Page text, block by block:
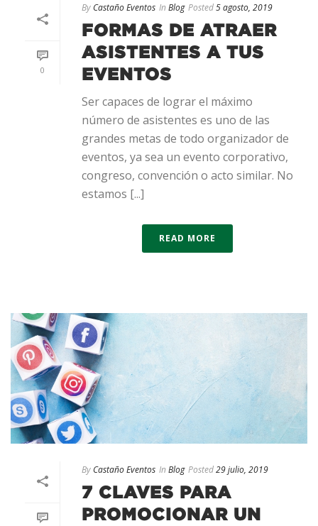
0
By Castaño Eventos In Blog Posted5 agosto, 2019
FORMAS DE ATRAER
ASISTENTES A TUS
EVENTOS
Ser capaces de lograr el máximo
número de asistentes es uno de las
grandes metas de todo organizador de
eventos, ya sea un evento corporativo,
congreso, convención o acto similar. No
estamos [...]
READ MORE
By Castaño Eventos In Blog Posted29 julio, 2019
7 CLAVES PARA
PROMOCIONAR UN